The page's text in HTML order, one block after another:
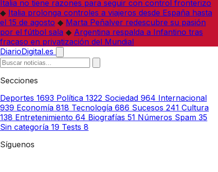
Italia no tiene razones para seguir con control fronterizo
◆ Italia prolonga controles a viajeros desde España hasta
el 15 de agosto ◆ Marta Peñalver redescubre su pasión
por el fútbol sala ◆ Argentina respalda a Infantino tras
fracaso en privatización del Mundial
DiarioDigital.es
Secciones
Deportes 1693 Política 1322 Sociedad 964 Internacional
939 Economía 818 Tecnología 686 Sucesos 241 Cultura
138 Entretenimiento 64 Biografías 51 Números Spam 35
Sin categoría 19 Tests 8
Síguenos